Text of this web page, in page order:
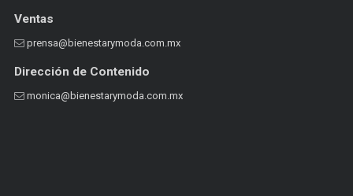
Ventas
prensa@bienestarymoda.com.mx
Dirección de Contenido
monica@bienestarymoda.com.mx